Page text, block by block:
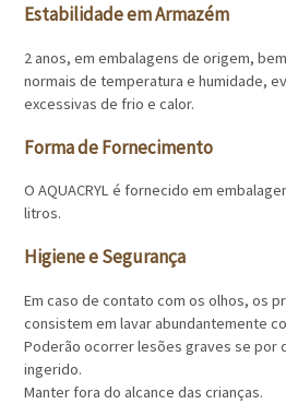
Estabilidade em Armazém
2 anos, em embalagens de origem,
normais de temperatura e humidade,
excessivas de frio e calor.
Forma de Fornecimento
O AQUACRYL é fornecido em
litros.
Higiene e Segurança
Em caso de contato com os olhos, os
consistem em lavar abundantemente
Poderão ocorrer lesões graves se por
ingerido.
Manter fora do alcance das crianças.